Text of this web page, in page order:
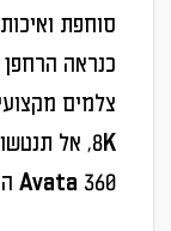
Avata 360 הוא כלי של חופש, לא של דיוק.